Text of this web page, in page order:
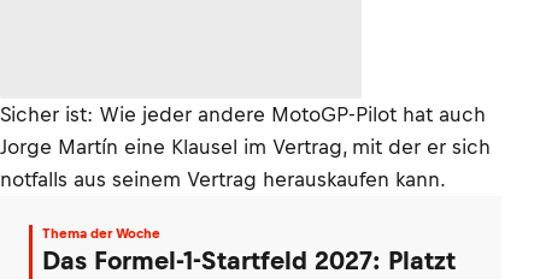
Sicher ist: Wie jeder andere MotoGP-Pilot hat auch
Jorge Martín eine Klausel im Vertrag, mit der er sich
notfalls aus seinem Vertrag herauskaufen kann.
Thema der Woche
Das Formel-1-Startfeld 2027: Platzt